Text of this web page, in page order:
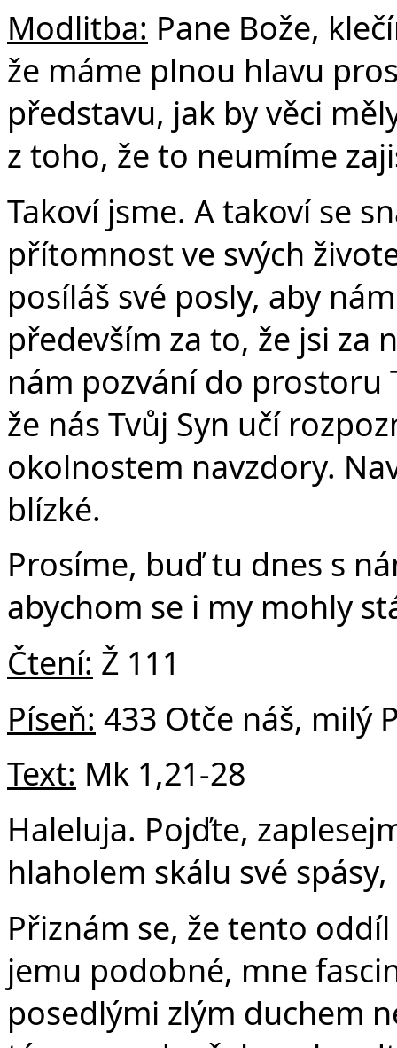
Modlitba: Pane Bože,
že máme plnou hlavu
představu, jak by věci
z toho, že to neumíme
Takoví jsme. A takoví se
přítomnost ve svých
posíláš své posly, aby
především za to, že jsi za
nám pozvání do prostoru
že nás Tvůj Syn učí
okolnostem navzdory.
blízké.
Prosíme, buď tu dnes s
abychom se i my mohly
Čtení: Ž 111
Píseň: 433 Otče náš, milý
Text: Mk 1,21-28
Haleluja. Pojďte,
hlaholem skálu své
Přiznám se, že tento
jemu podobné, mne
posedlými zlým duchem